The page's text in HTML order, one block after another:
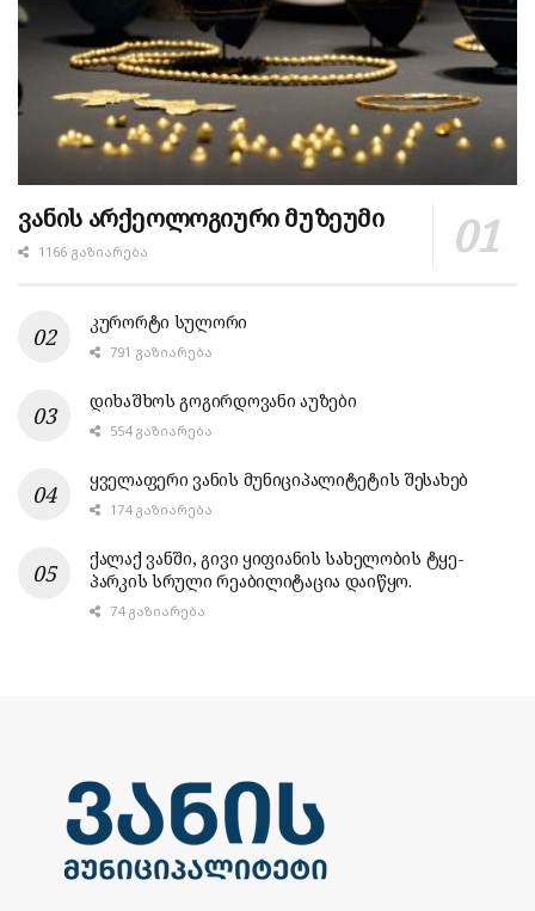
ვანის არქეოლოგიური მუზეუმი
1166 ᲒᲐᲖᲘᲐᲠᲔᲑᲐ
კურორტი სულორი
791 ᲒᲐᲖᲘᲐᲠᲔᲑᲐ
დიხაშხოს გოგირდოვანი აუზები
554 ᲒᲐᲖᲘᲐᲠᲔᲑᲐ
ყველაფერი ვანის მუნიციპალიტეტის შესახებ
174 ᲒᲐᲖᲘᲐᲠᲔᲑᲐ
ქალაქ ვანში, გივი ყიფიანის სახელობის ტყე-
პარკის სრული რეაბილიტაცია დაიწყო.
74 ᲒᲐᲖᲘᲐᲠᲔᲑᲐ